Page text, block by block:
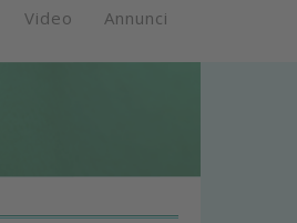
Video Annunci